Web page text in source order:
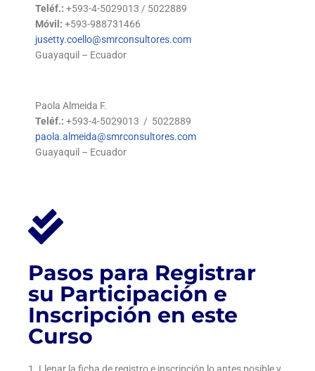
Teléf.: +593-4-5029013 / 5022889
Móvil: +593-988731466
jusetty.coello@smrconsultores.com
Guayaquil – Ecuador
Paola Almeida F.
Teléf.: +593-4-5029013 / 5022889
paola.almeida@smrconsultores.com
Guayaquil – Ecuador
Pasos para Registrar
su Participación e
Inscripción en este
Curso